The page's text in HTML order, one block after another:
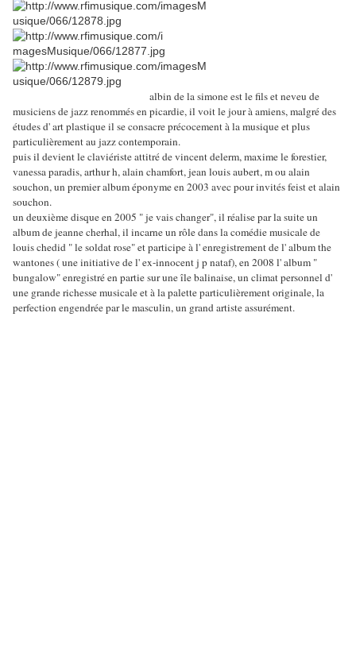
albin de la simone est le fils et neveu de
musiciens de jazz renommés en picardie, il voit le jour à amiens, malgré des
études d' art plastique il se consacre précocement à la musique et plus
particulièrement au jazz contemporain.
puis il devient le claviériste attitré de vincent delerm, maxime le forestier,
vanessa paradis, arthur h, alain chamfort, jean louis aubert, m ou alain
souchon, un premier album éponyme en 2003 avec pour invités feist et alain
souchon.
un deuxième disque en 2005 " je vais changer", il réalise par la suite un
album de jeanne cherhal, il incarne un rôle dans la comédie musicale de
louis chedid " le soldat rose" et participe à l' enregistrement de l' album the
wantones ( une initiative de l' ex-innocent j p nataf), en 2008 l' album "
bungalow" enregistré en partie sur une île balinaise, un climat personnel d'
une grande richesse musicale et à la palette particulièrement originale, la
perfection engendrée par le masculin, un grand artiste assurément.